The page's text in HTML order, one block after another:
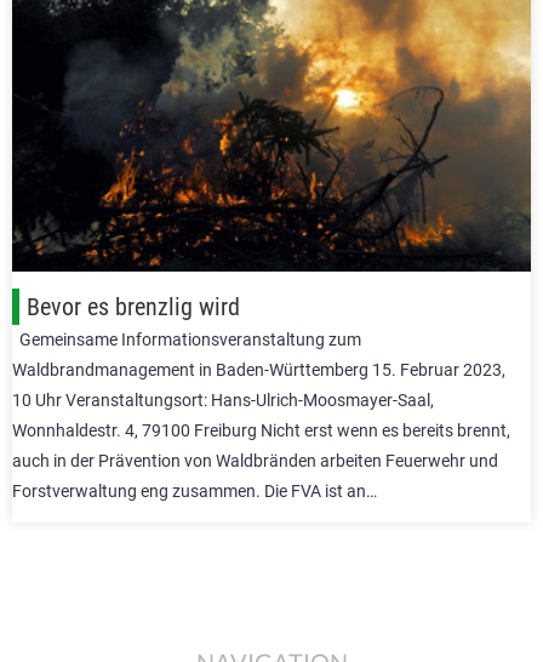
Bevor es brenzlig wird
Gemeinsame Informationsveranstaltung zum
Waldbrandmanagement in Baden-Württemberg 15. Februar 2023,
10 Uhr Veranstaltungsort: Hans-Ulrich-Moosmayer-Saal,
Wonnhaldestr. 4, 79100 Freiburg Nicht erst wenn es bereits brennt,
auch in der Prävention von Waldbränden arbeiten Feuerwehr und
Forstverwaltung eng zusammen. Die FVA ist an…